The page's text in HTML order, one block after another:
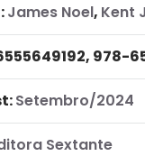
James Noel, Kent
978-
Setembro/2024
Sextante